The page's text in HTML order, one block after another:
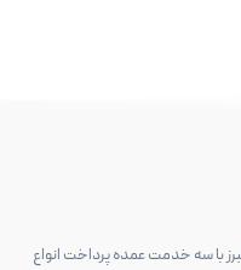
البرز با سه خدمت عمده پرداخت انواع